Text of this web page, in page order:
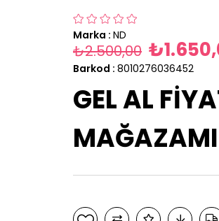
Marka : ND
₺2.500,00
Barkod : 8010276036452
GEL AL